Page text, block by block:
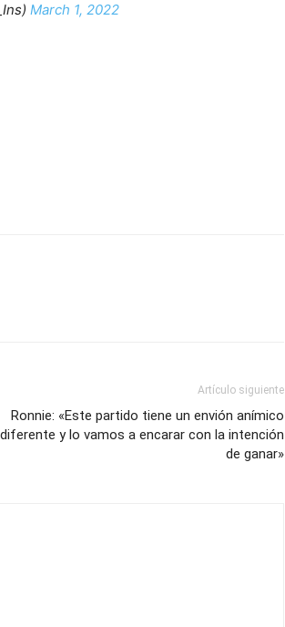
March 1, 2022
Artículo siguiente
Ronnie: «Este partido tiene un envión anímico
diferente y lo vamos a encarar con la intención
de ganar»